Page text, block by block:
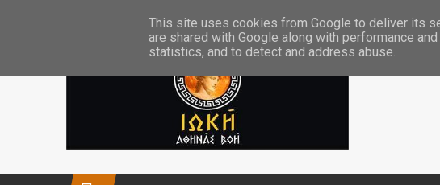
This site uses cookies from Google to deliver its
are shared with Google along with performance
statistics, and to detect and address abuse.